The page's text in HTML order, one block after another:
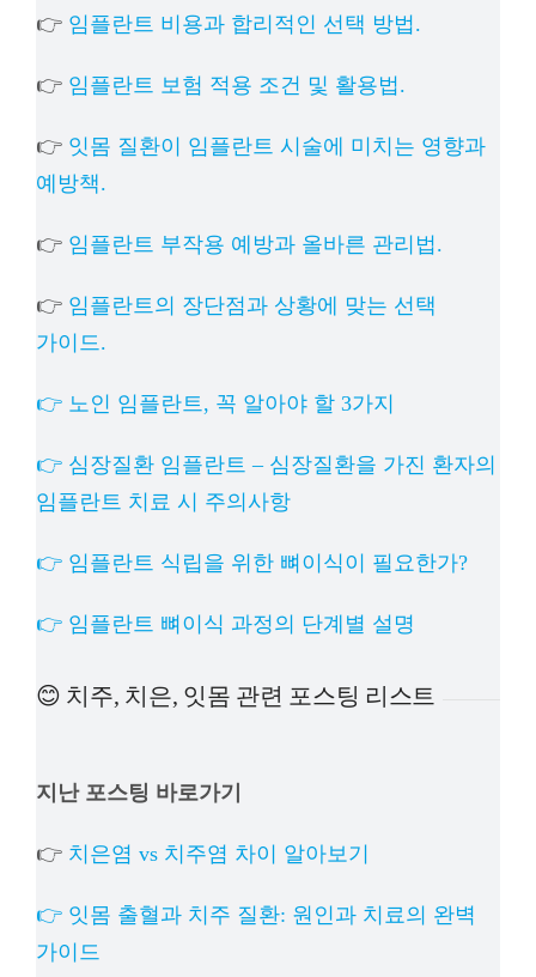
👉 임플란트 비용과 합리적인 선택 방법.
👉 임플란트 보험 적용 조건 및 활용법.
👉 잇몸 질환이 임플란트 시술에 미치는 영향과
예방책.
👉 임플란트 부작용 예방과 올바른 관리법.
👉 임플란트의 장단점과 상황에 맞는 선택
가이드.
👉 노인 임플란트, 꼭 알아야 할 3가지
👉 심장질환 임플란트 – 심장질환을 가진 환자의
임플란트 치료 시 주의사항
👉 임플란트 식립을 위한 뼈이식이 필요한가?
👉 임플란트 뼈이식 과정의 단계별 설명
😊 치주, 치은, 잇몸 관련 포스팅 리스트
지난 포스팅 바로가기
👉 치은염 vs 치주염 차이 알아보기
👉 잇몸 출혈과 치주 질환: 원인과 치료의 완벽
가이드